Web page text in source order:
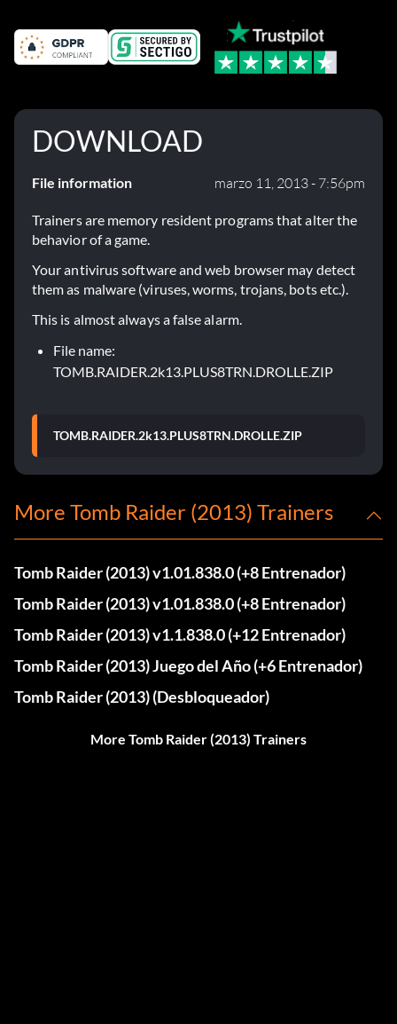
DOWNLOAD
File information marzo 11, 2013 - 7:56pm
Trainers are memory resident programs that alter the
behavior of a game.
Your antivirus software and web browser may detect
them as malware (viruses, worms, trojans, bots etc.).
This is almost always a false alarm.
File name:
TOMB.RAIDER.2k13.PLUS8TRN.DROLLE.ZIP
TOMB.RAIDER.2k13.PLUS8TRN.DROLLE.ZIP
More Tomb Raider (2013) Trainers
Tomb Raider (2013) v1.01.838.0 (+8 Entrenador)
Tomb Raider (2013) v1.01.838.0 (+8 Entrenador)
Tomb Raider (2013) v1.1.838.0 (+12 Entrenador)
Tomb Raider (2013) Juego del Año (+6 Entrenador)
Tomb Raider (2013) (Desbloqueador)
More Tomb Raider (2013) Trainers